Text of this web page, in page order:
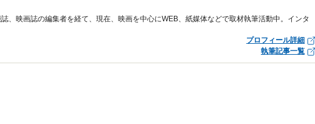
、映画誌の編集者を経て、現在、映画を中心にWEB、紙媒体などで取材執筆活動中。インタ
プロフィール詳細
執筆記事一覧